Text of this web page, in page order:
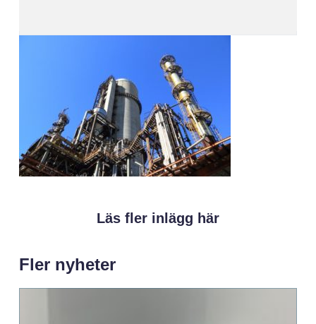
Läs fler inlägg här
Fler nyheter